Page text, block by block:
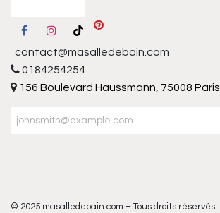
contact@masalledebain.com
0184254254
156 Boulevard Haussmann, 75008 Paris
© 2025 masalledebain.com – Tous droits réservés